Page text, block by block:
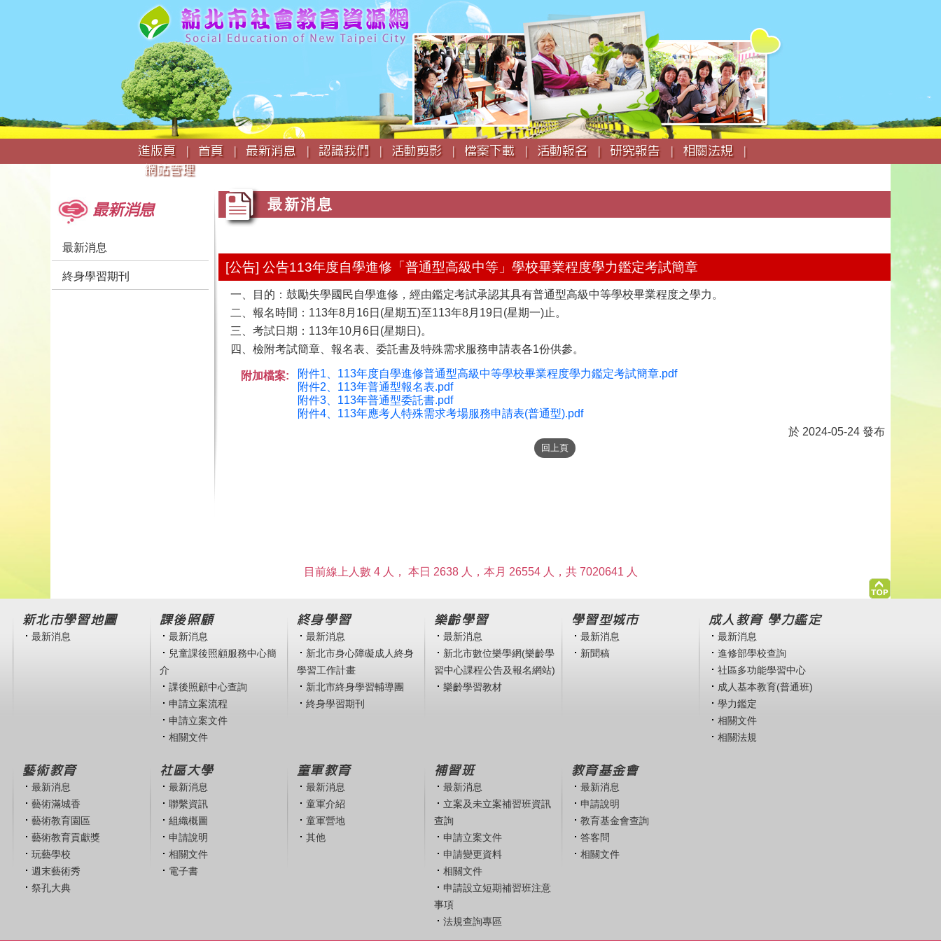
跳
到
主
要
內
容
:::
進版頁 |
首頁 | 最新消息 | 認識我們 | 活動剪影 | 檔案下載 | 活動報名 | 研究報告 |
相關法規 |
網站管理
最新消息
最新消息
終身學習期刊
最新消息
[公告] 公告113年度自學進修「普通型高級中等」學校畢業程度學力鑑定考試簡章
一、目的：鼓勵失學國民自學進修，經由鑑定考試承認其具有普通型高級中等學校畢業程度之學力。
二、報名時間：113年8月16日(星期五)至113年8月19日(星期一)止。
三、考試日期：113年10月6日(星期日)。
四、檢附考試簡章、報名表、委託書及特殊需求服務申請表各1份供參。
附加檔案:
附件1、113年度自學進修普通型高級中等學校畢業程度學力鑑定考試簡章.pdf
附件2、113年普通型報名表.pdf
附件3、113年普通型委託書.pdf
附件4、113年應考人特殊需求考場服務申請表(普通型).pdf
於 2024-05-24 發布
目前線上人數 4 人， 本日 2638 人，本月 26554 人，共 7020641 人
新北市學習地圖
最新消息
課後照顧
最新消息
兒童課後照顧服務中心簡
介
課後照顧中心查詢
申請立案流程
申請立案文件
相關文件
終身學習
最新消息
新北市身心障礙成人終身
學習工作計畫
新北市終身學習輔導團
終身學習期刊
樂齡學習
最新消息
新北市數位樂學網(樂齡學
習中心課程公告及報名網站)
樂齡學習教材
學習型城市
最新消息
新聞稿
成人教育 學力鑑定
最新消息
進修部學校查詢
社區多功能學習中心
成人基本教育(普通班)
學力鑑定
相關文件
相關法規
藝術教育
最新消息
藝術滿城香
藝術教育園區
藝術教育貢獻獎
玩藝學校
週末藝術秀
祭孔大典
社區大學
最新消息
聯繫資訊
組織概圖
申請說明
相關文件
電子書
童軍教育
最新消息
童軍介紹
童軍營地
其他
補習班
最新消息
立案及未立案補習班資訊
查詢
申請立案文件
申請變更資料
相關文件
申請設立短期補習班注意
事項
法規查詢專區
教育基金會
最新消息
申請說明
教育基金會查詢
答客問
相關文件